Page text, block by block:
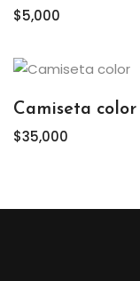
$5,000
Camiseta color
$35,000